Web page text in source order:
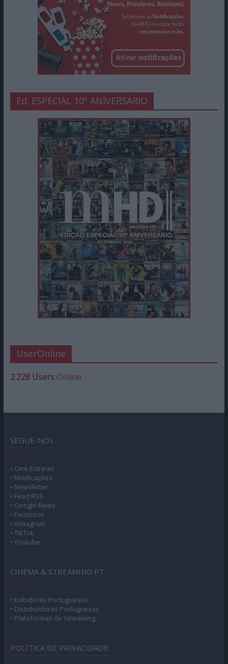
Ed. ESPECIAL 10º ANIVERSÁRIO
UserOnline
2.228 UsersOnline
SEGUE-NOS
• Cine Estreias
• Notificações
• Newsletter
• Feed RSS
• Google News
• Facebook
• Instagram
• TikTok
• Youtube
CINEMA & STREAMING PT
• Exibidores Portugueses
• Distribuidoras Portuguesas
• Plataformas de Streaming
POLÍTICA DE PRIVACIDADE